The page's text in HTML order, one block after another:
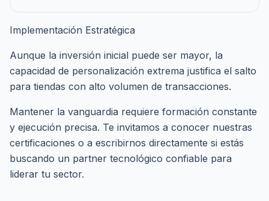
Implementación Estratégica
Aunque la inversión inicial puede ser mayor, la
capacidad de personalización extrema justifica el salto
para tiendas con alto volumen de transacciones.
Mantener la vanguardia requiere formación constante
y ejecución precisa. Te invitamos a conocer nuestras
certificaciones o a escribirnos directamente si estás
buscando un partner tecnológico confiable para
liderar tu sector.